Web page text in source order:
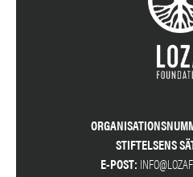
STIFTELSENS
E-POST: